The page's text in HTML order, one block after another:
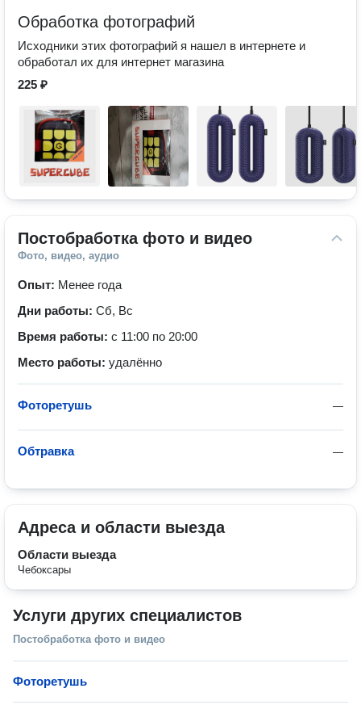
Обработка фотографий
Исходники этих фотографий я нашел в интернете и
обработал их для интернет магазина
225 ₽
Постобработка фото и видео
Фото, видео, аудио
Опыт: Менее года
Дни работы: Сб, Вс
Время работы: с 11:00 по 20:00
Место работы: удалённо
—
Фоторетушь
—
Обтравка
Адреса и области выезда
Области выезда
Чебоксары
Услуги других специалистов
Постобработка фото и видео
Фоторетушь